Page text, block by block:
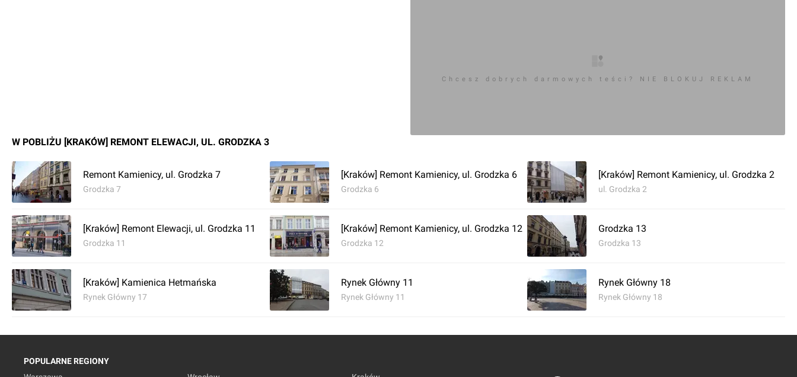
Chcesz dobrych darmowych teści? NIE BLOKUJ REKLAM
W POBLIŻU [KRAKÓW] REMONT ELEWACJI, UL. GRODZKA 3
Remont Kamienicy, ul. Grodzka 7
Grodzka 7
[Kraków] Remont Kamienicy, ul. Grodzka 6
Grodzka 6
[Kraków] Remont Kamienicy, ul. Grodzka 2
ul. Grodzka 2
[Kraków] Remont Elewacji, ul. Grodzka 11
Grodzka 11
[Kraków] Remont Kamienicy, ul. Grodzka 12
Grodzka 12
Grodzka 13
Grodzka 13
[Kraków] Kamienica Hetmańska
Rynek Główny 17
Rynek Główny 11
Rynek Główny 11
Rynek Główny 18
Rynek Główny 18
POPULARNE REGIONY